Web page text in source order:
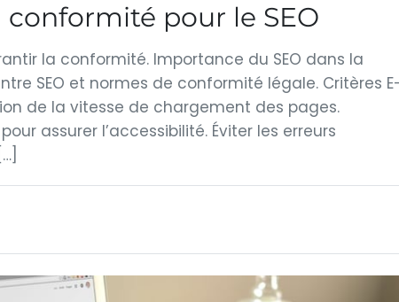
pour le SEO
la conformité. Importance du SEO dans la
SEO et normes de conformité légale. Critères
de la vitesse de chargement des pages.
assurer l’accessibilité. Éviter les erreurs